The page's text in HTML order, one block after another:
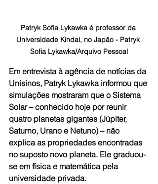
Patryk Sofia Lykawka é professor da
Universidade Kindai, no Japão - Patryk
Sofia Lykawka/Arquivo Pessoal
Em entrevista à agência de notícias da
Unisinos, Patryk Lykawka informou que
simulações mostraram que o Sistema
Solar – conhecido hoje por reunir
quatro planetas gigantes (Júpiter,
Saturno, Urano e Netuno) – não
explica as propriedades encontradas
no suposto novo planeta. Ele graduou-
se em física e matemática pela
universidade privada.